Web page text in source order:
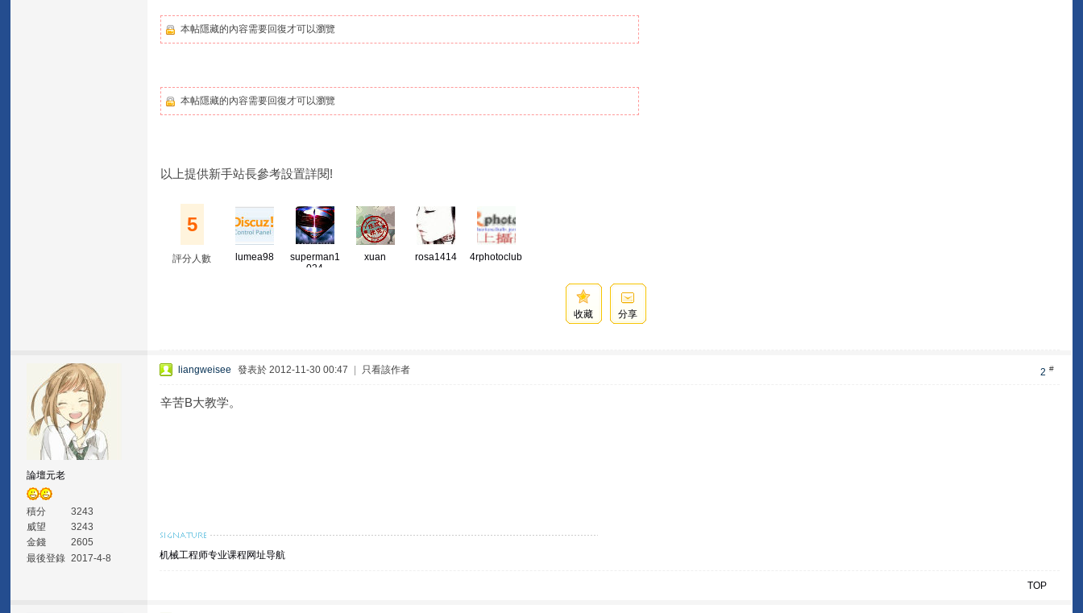
本帖隱藏的內容需要回復才可以瀏覽
本帖隱藏的內容需要回復才可以瀏覽
以上提供新手站長參考設置詳閱!
5
評分人數 lumea98
superman1
024
xuan rosa1414 4rphotoclub
收藏 分享
論壇元老
積分
3243
威望
3243
金錢
2605
最後登錄 2017-4-8
2 #
liangweisee 發表於 2012-11-30 00:47 只看該作者
辛苦B大教学。
机械工程师专业课程网址导航
TOP